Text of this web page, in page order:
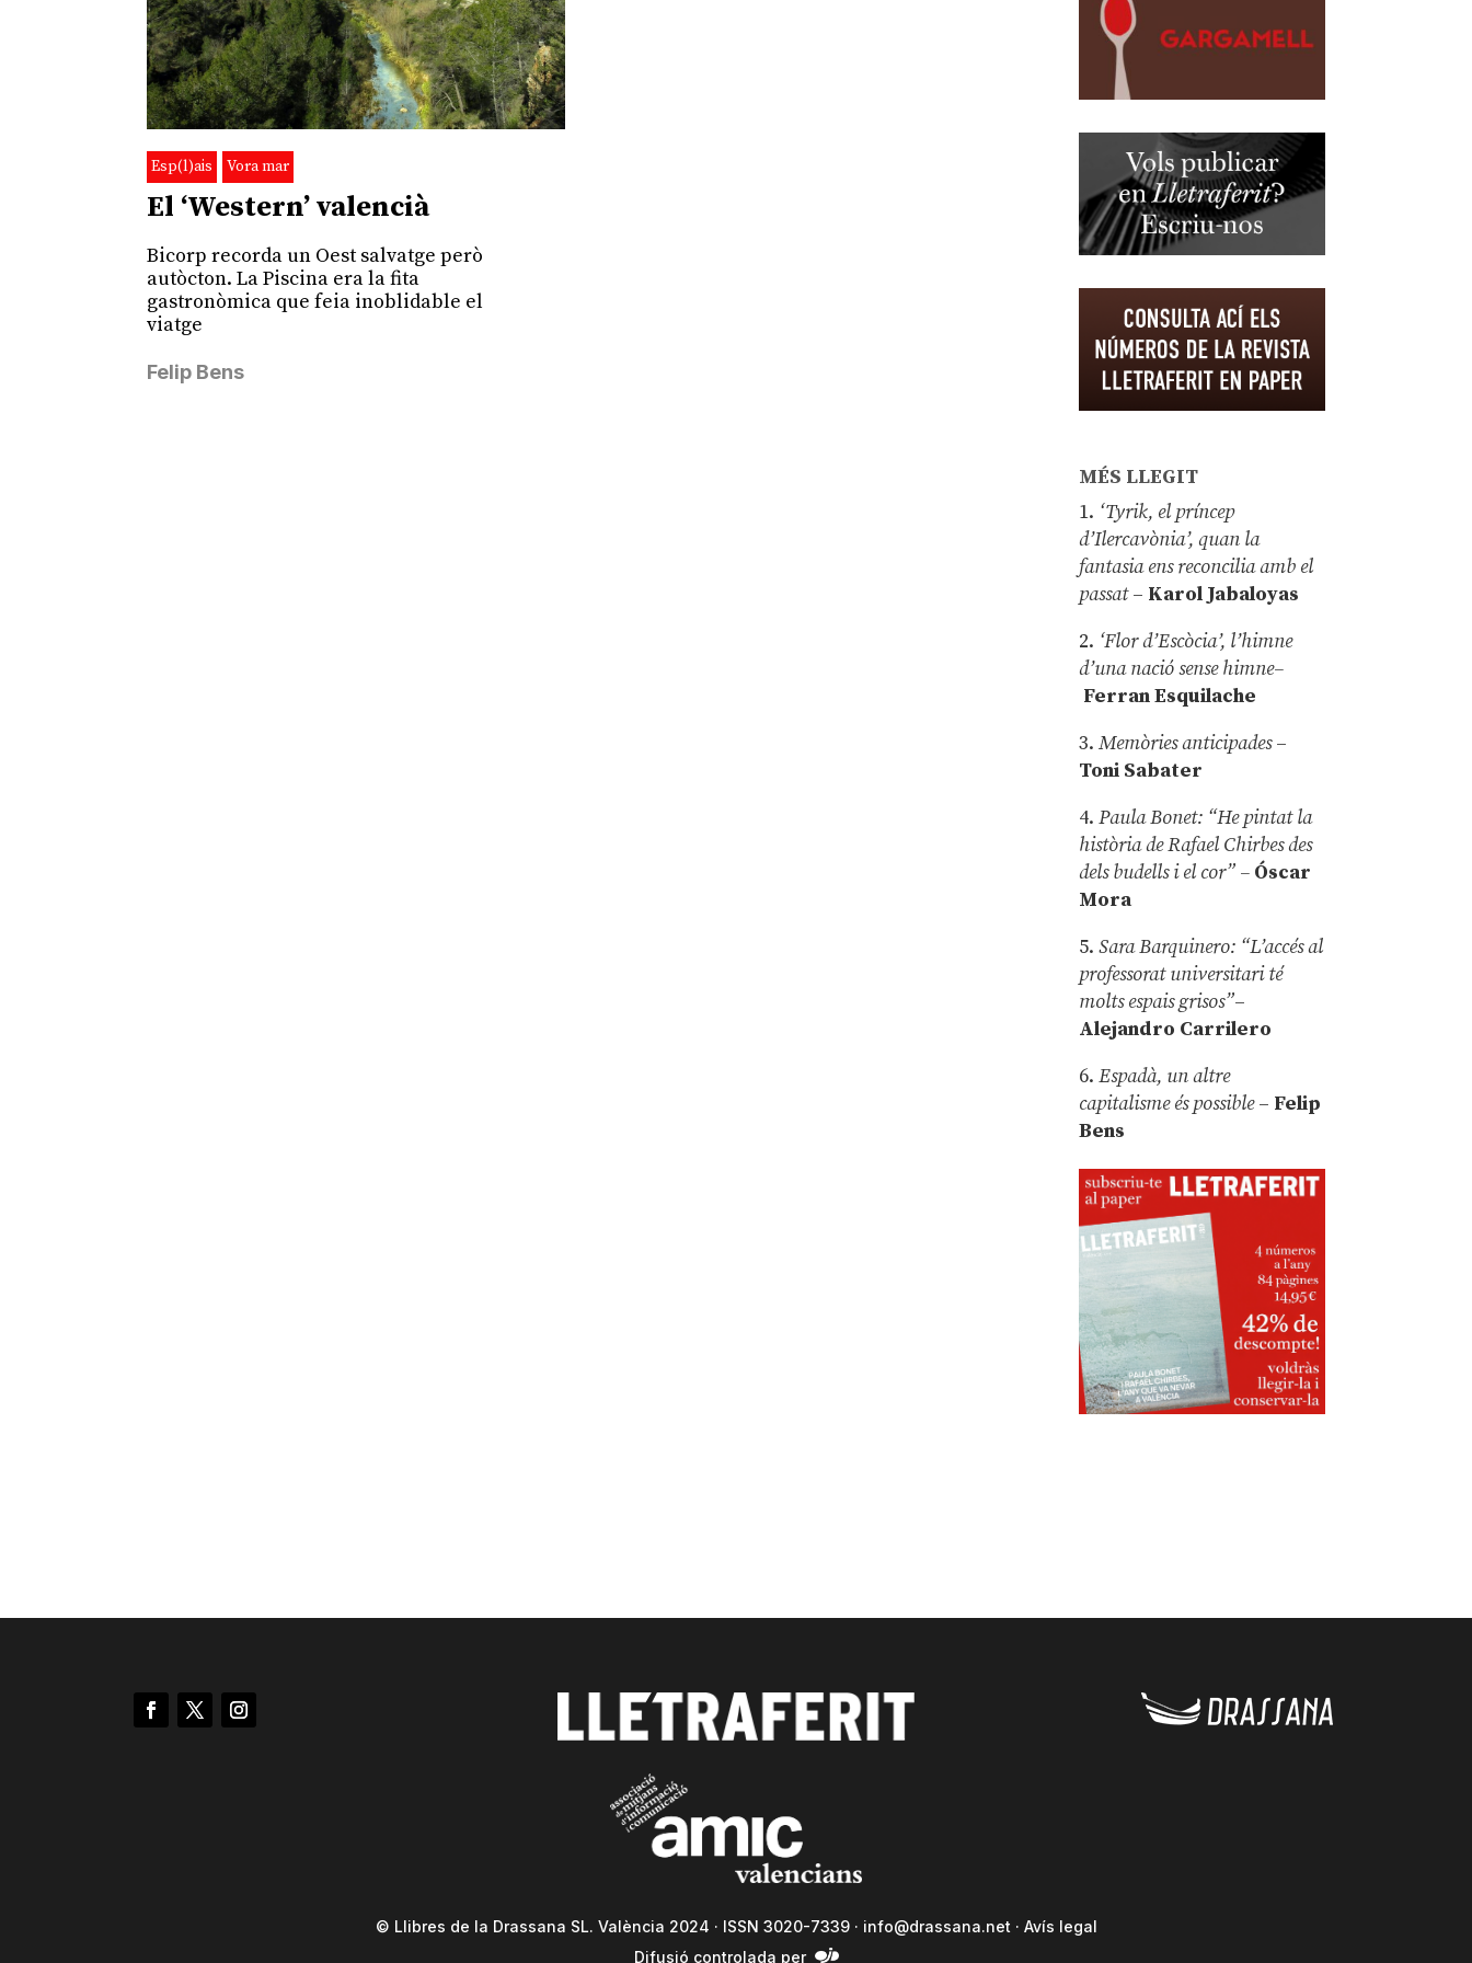
Esp(l)ais Vora mar
El ‘Western’ valencià
Bicorp recorda un Oest salvatge però
autòcton. La Piscina era la fita
gastronòmica que feia inoblidable el
viatge
Felip Bens
MÉS LLEGIT
1. ‘Tyrik, el príncep
d’Ilercavònia’, quan la
fantasia ens reconcilia amb el
passat– Karol Jabaloyas
2. ‘Flor d’Escòcia’, l’himne
d’una nació sense himne–
Ferran Esquilache
3.Memòries anticipades–
Toni Sabater
4.Paula Bonet: “He pintat la
història de Rafael Chirbes des
dels budells i el cor” – Óscar
Mora
5.Sara Barquinero: “L’accés al
professorat universitari té
molts espais grisos”–
Alejandro Carrilero
6.Espadà, un altre
capitalisme és possible – Felip
Bens
© Llibres de la Drassana SL. València 2024 · ISSN 3020-7339 · info@drassana.net · Avís legal
Difusió controlada per